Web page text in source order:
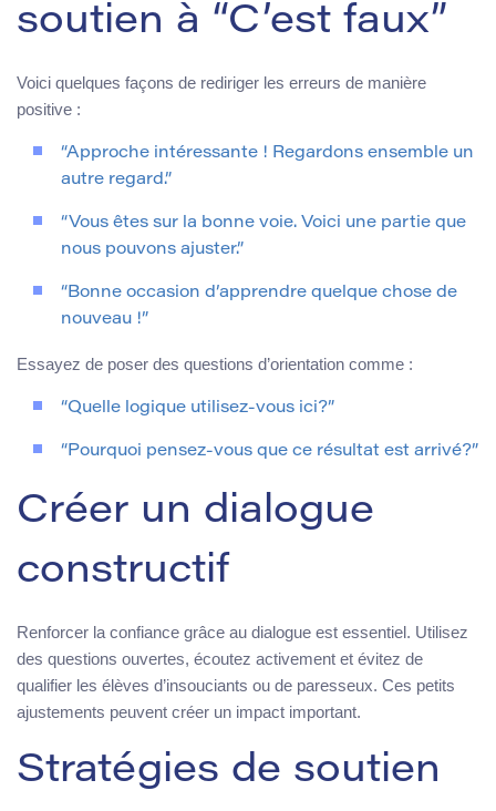
soutien à “C’est faux”
Voici quelques façons de rediriger les erreurs de manière
positive :
“Approche intéressante ! Regardons ensemble un
autre regard.”
“Vous êtes sur la bonne voie. Voici une partie que
nous pouvons ajuster.”
“Bonne occasion d’apprendre quelque chose de
nouveau !”
Essayez de poser des questions d’orientation comme :
“Quelle logique utilisez-vous ici?”
“Pourquoi pensez-vous que ce résultat est arrivé?”
Créer un dialogue
constructif
Renforcer la confiance grâce au dialogue est essentiel. Utilisez
des questions ouvertes, écoutez activement et évitez de
qualifier les élèves d’insouciants ou de paresseux. Ces petits
ajustements peuvent créer un impact important.
Stratégies de soutien